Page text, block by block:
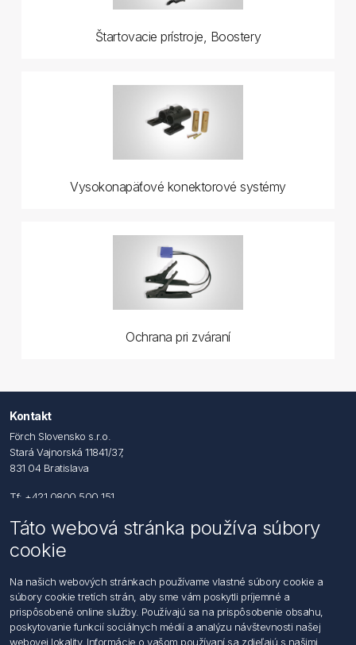
Štartovacie prístroje, Boostery
Vysokonapäťové konektorové systémy
Ochrana pri zváraní
Kontakt
Förch Slovensko s.r.o.
Stará Vajnorská 11841/37,
831 04 Bratislava
Tf: +421 0800 500 151
Email: office@foerch.sk
Kontaktujte nás
Informácie
Imprint
Vyhlásenie k ochrane údajov
Táto webová stránka používa súbory
cookie
Na našich webových stránkach používame vlastné súbory cookie a
súbory cookie tretích strán, aby sme vám poskytli príjemné a
prispôsobené online služby. Používajú sa na prispôsobenie obsahu,
poskytovanie funkcií sociálnych médií a analýzu návštevnosti našej
webovej lokality. Informácie o vašom používaní sa zdieľajú s našimi